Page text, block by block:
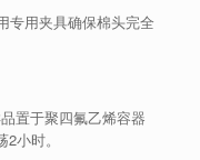
专用夹具确保棉头完全
置于聚四氟乙烯容器
小时。